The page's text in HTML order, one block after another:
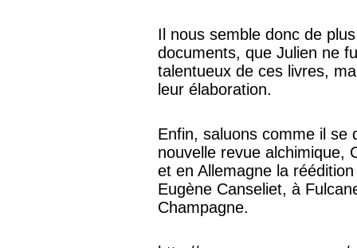
Il nous semble donc de
documents, que Julien ne
talentueux de ces livres,
leur élaboration.
Enfin, saluons comme il se
nouvelle revue alchimique,
et en Allemagne la
Eugène Canseliet, à
Champagne.